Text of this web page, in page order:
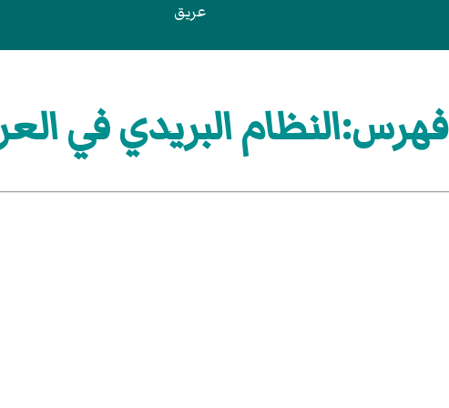
عريق
فهرس:النظام البريدي في